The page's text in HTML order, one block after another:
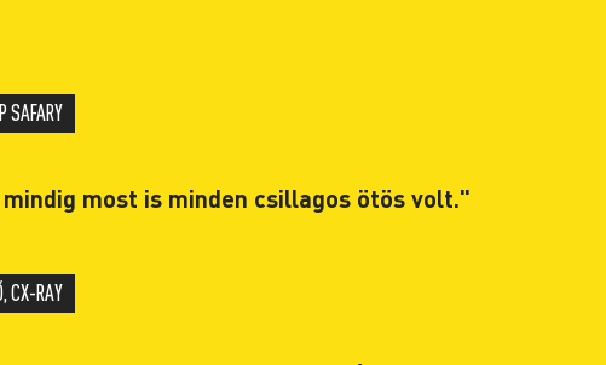
SAFARY
most is minden csillagos ötös volt."
CX-RAY